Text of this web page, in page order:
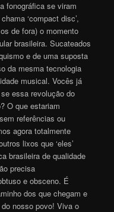
fonográfica se viram
‘compact disc’,
de fora) o momento
brasileira. Sucateados
e de uma suposta
da mesma tecnologia
musical. Vocês já
essa revolução do
O que estariam
referências ou
agora totalmente
lixos que ‘eles’
brasileira de qualidade
precisa
e obsceno. É
dos que chegam e
nosso povo! Viva o